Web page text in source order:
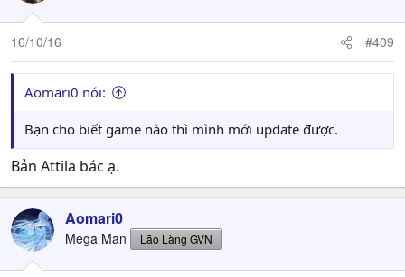
16/10/16 #409
Aomari0 nói:
Bạn cho biết game nào thì mình mới update được.
Bản Attila bác ạ.
Aomari0
Mega Man Lão Làng GVN